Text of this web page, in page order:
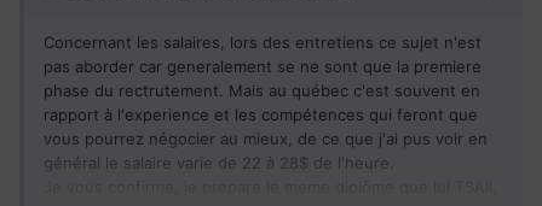
Concernant les salaires, lors des entretiens ce sujet n'est
pas aborder car generalement se ne sont que la premiere
phase du rectrutement. Mais au québec c'est souvent en
rapport à l'experience et les compétences qui feront que
vous pourrez négocier au mieux, de ce que j'ai pus voir en
général le salaire varie de 22 à 28$ de l'heure.